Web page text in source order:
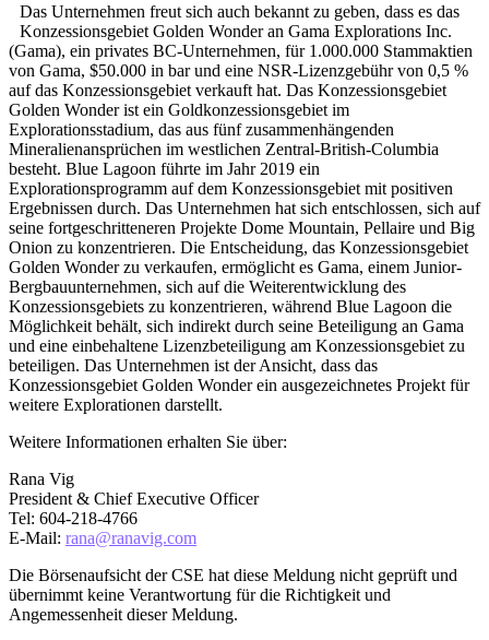
Das Unternehmen freut sich auch bekannt zu geben, dass es das
Konzessionsgebiet Golden Wonder an Gama Explorations Inc.
(Gama), ein privates BC-Unternehmen, für 1.000.000 Stammaktien
von Gama, $50.000 in bar und eine NSR-Lizenzgebühr von 0,5 %
auf das Konzessionsgebiet verkauft hat. Das Konzessionsgebiet
Golden Wonder ist ein Goldkonzessionsgebiet im
Explorationsstadium, das aus fünf zusammenhängenden
Mineralienansprüchen im westlichen Zentral-British-Columbia
besteht. Blue Lagoon führte im Jahr 2019 ein
Explorationsprogramm auf dem Konzessionsgebiet mit positiven
Ergebnissen durch. Das Unternehmen hat sich entschlossen, sich auf
seine fortgeschritteneren Projekte Dome Mountain, Pellaire und Big
Onion zu konzentrieren. Die Entscheidung, das Konzessionsgebiet
Golden Wonder zu verkaufen, ermöglicht es Gama, einem Junior-
Bergbauunternehmen, sich auf die Weiterentwicklung des
Konzessionsgebiets zu konzentrieren, während Blue Lagoon die
Möglichkeit behält, sich indirekt durch seine Beteiligung an Gama
und eine einbehaltene Lizenzbeteiligung am Konzessionsgebiet zu
beteiligen. Das Unternehmen ist der Ansicht, dass das
Konzessionsgebiet Golden Wonder ein ausgezeichnetes Projekt für
weitere Explorationen darstellt.
Weitere Informationen erhalten Sie über:
Rana Vig
President & Chief Executive Officer
Tel: 604-218-4766
E-Mail: rana@ranavig.com
Die Börsenaufsicht der CSE hat diese Meldung nicht geprüft und
übernimmt keine Verantwortung für die Richtigkeit und
Angemessenheit dieser Meldung.